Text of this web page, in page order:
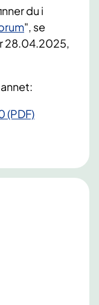
du i
", se
28.04.2025,
(PDF)